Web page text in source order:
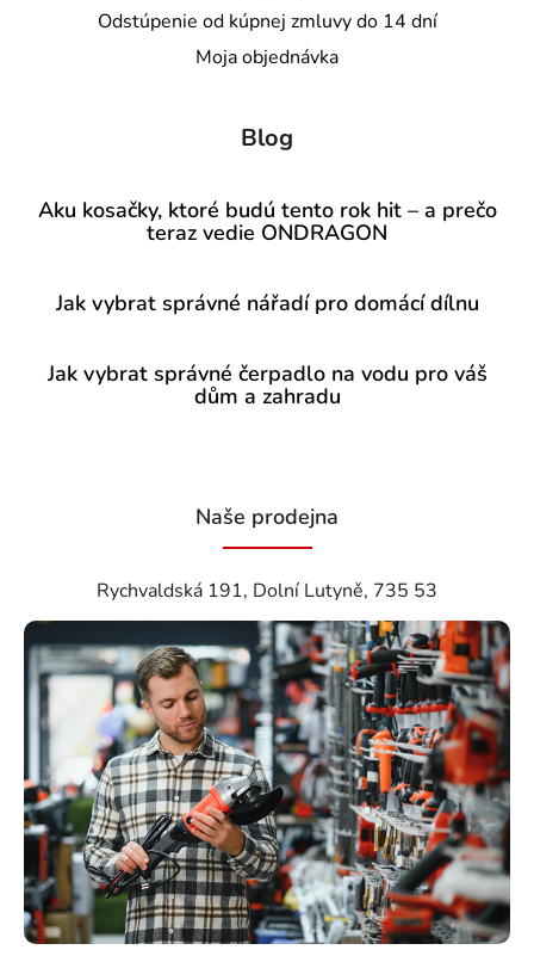
Odstúpenie od kúpnej zmluvy do 14 dní
Moja objednávka
Blog
Aku kosačky, ktoré budú tento rok hit – a prečo
teraz vedie ONDRAGON
Jak vybrat správné nářadí pro domácí dílnu
Jak vybrat správné čerpadlo na vodu pro váš
dům a zahradu
Naše prodejna
Rychvaldská 191, Dolní Lutyně, 735 53